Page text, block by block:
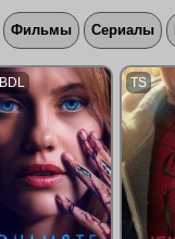
Фильмы Сериалы